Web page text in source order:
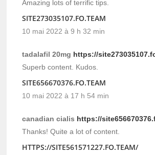
Amazing lots of terrific tips.
SITE273035107.FO.TEAM
10 mai 2022 à 9 h 32 min
tadalafil 20mg https://
Superb content. Kudos.
SITE656670376.FO.TEAM
10 mai 2022 à 17 h 54 min
canadian cialis https://
Thanks! Quite a lot of content.
HTTPS://SITE561571227.FO.TEAM/